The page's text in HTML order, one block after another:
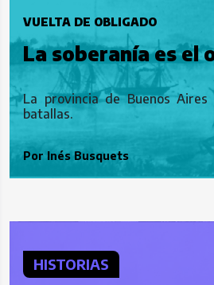
VUELTA DE OBLIGADO
La soberanía es el
La provincia de Buenos
batallas.
Por Inés Busquets
HISTORIAS